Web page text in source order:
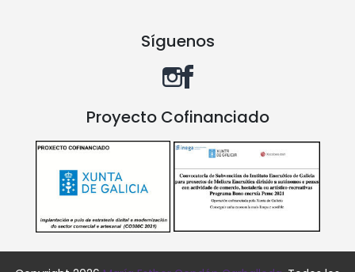
Síguenos
Proyecto Cofinanciado